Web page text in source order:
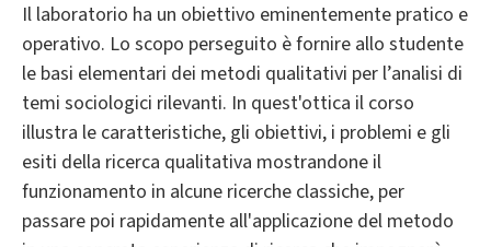
Il laboratorio ha un obiettivo eminentemente pratico e
operativo. Lo scopo perseguito è fornire allo studente
le basi elementari dei metodi qualitativi per l’analisi di
temi sociologici rilevanti. In quest'ottica il corso
illustra le caratteristiche, gli obiettivi, i problemi e gli
esiti della ricerca qualitativa mostrandone il
funzionamento in alcune ricerche classiche, per
passare poi rapidamente all'applicazione del metodo